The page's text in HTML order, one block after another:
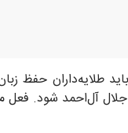
حفظ